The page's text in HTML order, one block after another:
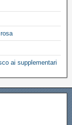
ai supplementari